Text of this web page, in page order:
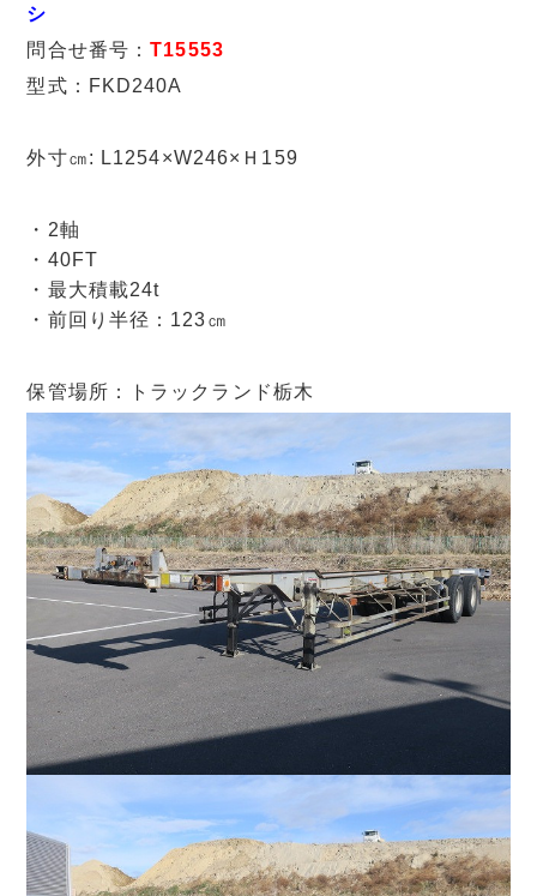
シ
問合せ番号：T15553
型式：FKD240A
外寸㎝: L1254×W246×Ｈ159
・2軸
・40FT
・最大積載24t
・前回り半径：123㎝
保管場所：トラックランド栃木